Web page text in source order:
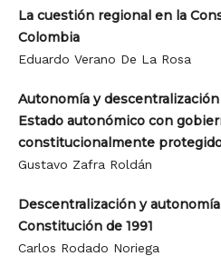
La cuestión regional en la
Colombia
Eduardo Verano De La Rosa
Autonomía y
Estado autonómico con
constitucionalmente
Gustavo Zafra Roldán
Descentralización y
Constitución de 1991
Carlos Rodado Noriega